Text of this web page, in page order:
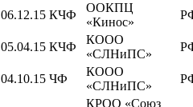
06.12.15 КЧФ
ООКПЦ
«Кинос»
05.04.15 КЧФ
КООО
«СЛНиПС»
04.10.15 ЧФ
КООО
«СЛНиПС»
КРОО «Союз